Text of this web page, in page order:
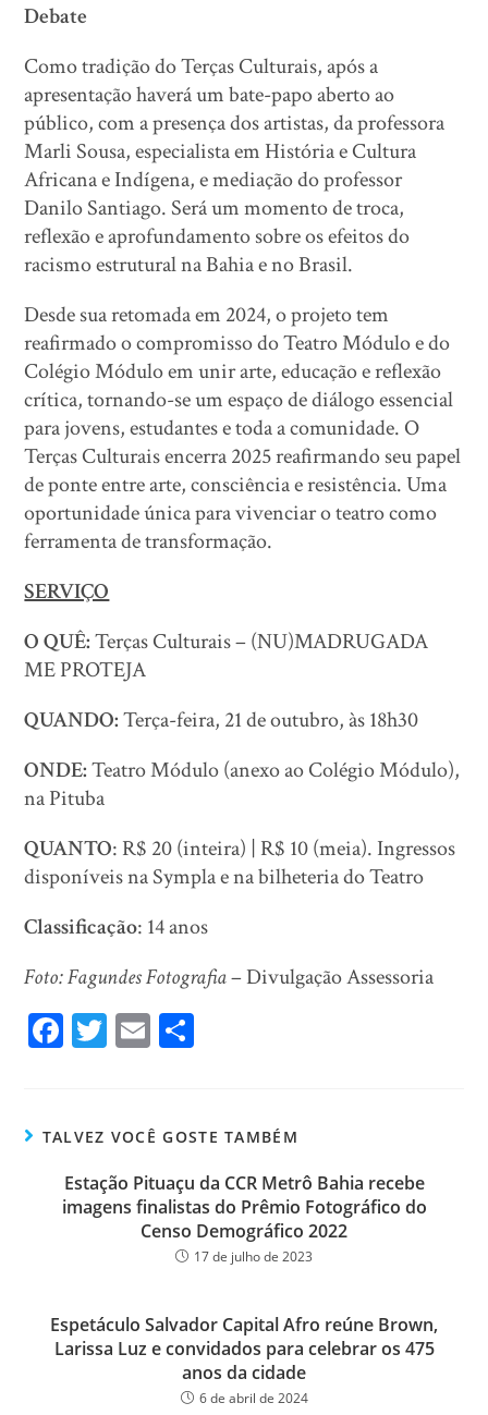
Debate
Como tradição do Terças Culturais, após a
apresentação haverá um bate-papo aberto ao
público, com a presença dos artistas, da professora
Marli Sousa, especialista em História e Cultura
Africana e Indígena, e mediação do professor
Danilo Santiago. Será um momento de troca,
reflexão e aprofundamento sobre os efeitos do
racismo estrutural na Bahia e no Brasil.
Desde sua retomada em 2024, o projeto tem
reafirmado o compromisso do Teatro Módulo e do
Colégio Módulo em unir arte, educação e reflexão
crítica, tornando-se um espaço de diálogo essencial
para jovens, estudantes e toda a comunidade. O
Terças Culturais encerra 2025 reafirmando seu papel
de ponte entre arte, consciência e resistência. Uma
oportunidade única para vivenciar o teatro como
ferramenta de transformação.
SERVIÇO
O QUÊ:Terças Culturais – (NU)MADRUGADA
ME PROTEJA
QUANDO:Terça-feira, 21 de outubro, às 18h30
ONDE:Teatro Módulo (anexo ao Colégio Módulo),
na Pituba
QUANTO: R$ 20 (inteira) | R$ 10 (meia). Ingressos
disponíveis na Sympla e na bilheteria do Teatro
Classificação: 14 anos
Foto: Fagundes Fotografia– Divulgação Assessoria
Fa
ok
T
er
E
TALVEZ VOCÊ GOSTE TAMBÉM
Estação Pituaçu da CCR Metrô Bahia recebe
imagens finalistas do Prêmio Fotográfico do
Censo Demográfico 2022
17 de julho de 2023
Espetáculo Salvador Capital Afro reúne Brown,
Larissa Luz e convidados para celebrar os 475
anos da cidade
6 de abril de 2024